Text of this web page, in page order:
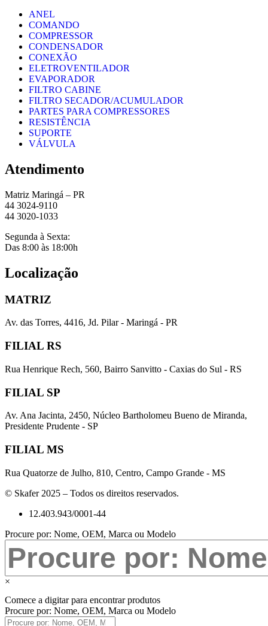
ANEL
COMANDO
COMPRESSOR
CONDENSADOR
CONEXÃO
ELETROVENTILADOR
EVAPORADOR
FILTRO CABINE
FILTRO SECADOR/ACUMULADOR
PARTES PARA COMPRESSORES
RESISTÊNCIA
SUPORTE
VÁLVULA
Atendimento
Matriz Maringá – PR
44 3024-9110
44 3020-1033
Segunda à Sexta:
Das 8:00 às 18:00h
Localização
MATRIZ
Av. das Torres, 4416, Jd. Pilar - Maringá - PR
FILIAL RS
Rua Henrique Rech, 560, Bairro Sanvitto - Caxias do Sul - RS
FILIAL SP
Av. Ana Jacinta, 2450, Núcleo Bartholomeu Bueno de Miranda,
Presidente Prudente - SP
FILIAL MS
Rua Quatorze de Julho, 810, Centro, Campo Grande - MS
© Skafer 2025 – Todos os direitos reservados.
12.403.943/0001-44
Procure por: Nome, OEM, Marca ou Modelo
×
Comece a digitar para encontrar produtos
Procure por: Nome, OEM, Marca ou Modelo